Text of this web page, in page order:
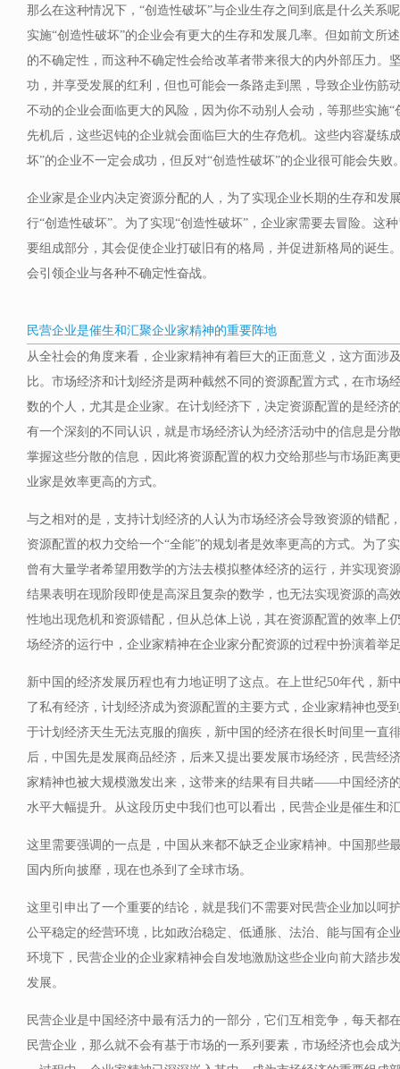
那么在这种情况下，“创造性破坏”与企业生存之间到底是什么关系
实施“创造性破坏”的企业会有更大的生存和发展几率。但如前文所
的不确定性，而这种不确定性会给改革者带来很大的内外部压力。
功，并享受发展的红利，但也可能会一条路走到黑，导致企业伤筋
不动的企业会面临更大的风险，因为你不动别人会动，等那些实施
先机后，这些迟钝的企业就会面临巨大的生存危机。这些内容凝练
坏”的企业不一定会成功，但反对“创造性破坏”的企业很可能会失败
企业家是企业内决定资源分配的人，为了实现企业长期的生存和发
行“创造性破坏”。为了实现“创造性破坏”，企业家需要去冒险。这
要组成部分，其会促使企业打破旧有的格局，并促进新格局的诞生
会引领企业与各种不确定性奋战。
民营企业是催生和汇聚企业家精神的重要阵地
从全社会的角度来看，企业家精神有着巨大的正面意义，这方面涉
比。市场经济和计划经济是两种截然不同的资源配置方式，在市场
数的个人，尤其是企业家。在计划经济下，决定资源配置的是经济
有一个深刻的不同认识，就是市场经济认为经济活动中的信息是分
掌握这些分散的信息，因此将资源配置的权力交给那些与市场距离
业家是效率更高的方式。
与之相对的是，支持计划经济的人认为市场经济会导致资源的错配
资源配置的权力交给一个“全能”的规划者是效率更高的方式。为了
曾有大量学者希望用数学的方法去模拟整体经济的运行，并实现资
结果表明在现阶段即使是高深且复杂的数学，也无法实现资源的高
性地出现危机和资源错配，但从总体上说，其在资源配置的效率上
场经济的运行中，企业家精神在企业家分配资源的过程中扮演着举
新中国的经济发展历程也有力地证明了这点。在上世纪50年代，新
了私有经济，计划经济成为资源配置的主要方式，企业家精神也受
于计划经济天生无法克服的痼疾，新中国的经济在很长时间里一直
后，中国先是发展商品经济，后来又提出要发展市场经济，民营经
家精神也被大规模激发出来，这带来的结果有目共睹——中国经济
水平大幅提升。从这段历史中我们也可以看出，民营企业是催生和
这里需要强调的一点是，中国从来都不缺乏企业家精神。中国那些
国内所向披靡，现在也杀到了全球市场。
这里引申出了一个重要的结论，就是我们不需要对民营企业加以呵
公平稳定的经营环境，比如政治稳定、低通胀、法治、能与国有企
环境下，民营企业的企业家精神会自发地激励这些企业向前大踏步
发展。
民营企业是中国经济中最有活力的一部分，它们互相竞争，每天都
民营企业，那么就不会有基于市场的一系列要素，市场经济也会成